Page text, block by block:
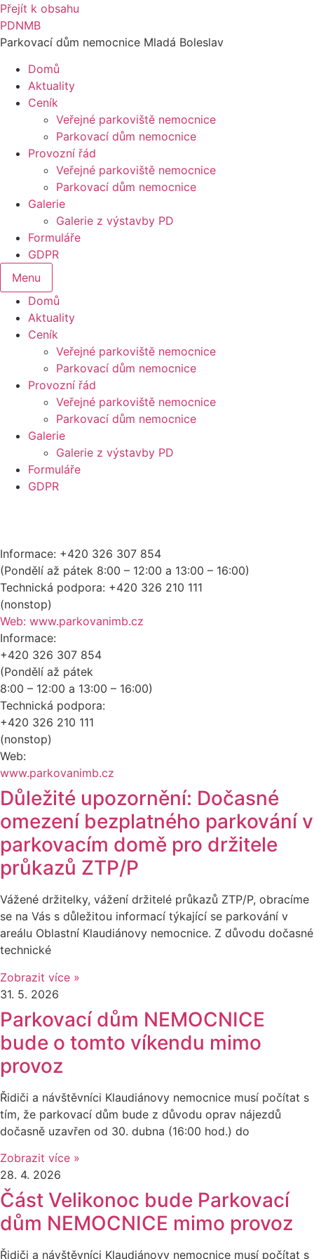
Přejít k obsahu
PDNMB
Parkovací dům nemocnice Mladá Boleslav
Domů
Aktuality
Ceník
Veřejné parkoviště nemocnice
Parkovací dům nemocnice
Provozní řád
Veřejné parkoviště nemocnice
Parkovací dům nemocnice
Galerie
Galerie z výstavby PD
Formuláře
GDPR
Menu
Domů
Aktuality
Ceník
Veřejné parkoviště nemocnice
Parkovací dům nemocnice
Provozní řád
Veřejné parkoviště nemocnice
Parkovací dům nemocnice
Galerie
Galerie z výstavby PD
Formuláře
GDPR
Informace: +420 326 307 854
(Pondělí až pátek 8:00 – 12:00 a 13:00 – 16:00)
Technická podpora: +420 326 210 111
(nonstop)
Web: www.parkovanimb.cz
Informace:
+420 326 307 854
(Pondělí až pátek
8:00 – 12:00 a 13:00 – 16:00)
Technická podpora:
+420 326 210 111
(nonstop)
Web:
www.parkovanimb.cz
Důležité upozornění: Dočasné
omezení bezplatného parkování v
parkovacím domě pro držitele
průkazů ZTP/P
Vážené držitelky, vážení držitelé průkazů ZTP/P, obracíme
se na Vás s důležitou informací týkající se parkování v
areálu Oblastní Klaudiánovy nemocnice. Z důvodu dočasné
technické
Zobrazit více »
31. 5. 2026
Parkovací dům NEMOCNICE
bude o tomto víkendu mimo
provoz
Řidiči a návštěvníci Klaudiánovy nemocnice musí počítat s
tím, že parkovací dům bude z důvodu oprav nájezdů
dočasně uzavřen od 30. dubna (16:00 hod.) do
Zobrazit více »
28. 4. 2026
Část Velikonoc bude Parkovací
dům NEMOCNICE mimo provoz
Řidiči a návštěvníci Klaudiánovy nemocnice musí počítat s